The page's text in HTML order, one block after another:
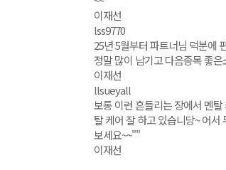
이재선
lss9770
25년 5월부터 파트너님 덕분에
정말 많이 남기고 다음종목 좋
이재선
llsueyall
보통 이런 흔들리는 장에서 멘
탈 케어 잘 하고 있습니당~ 어
보세요~~""
이재선